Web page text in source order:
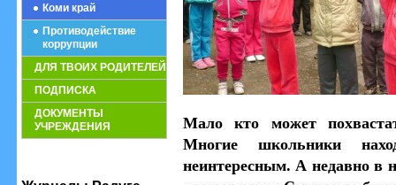
Коми край
Противодействие
коррупции
ДЛЯ ТВОИХ РОДИТЕЛЕЙ
ПОДПИСКА
ДОКУМЕНТЫ
УЧРЕЖДЕНИЯ
Мало кто может
Многие школьники
неинтересным. А недавно в